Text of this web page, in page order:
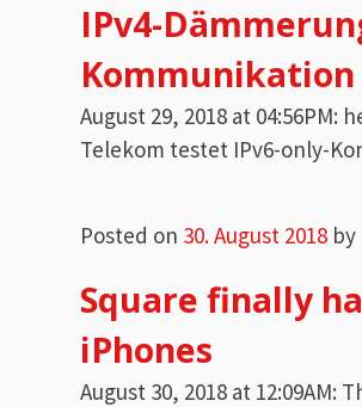
IPv4-
August 29, 2018 at
Telekom testet IPv6-only-
Posted on 30. August 2018 by
Square finally
iPhones
August 30, 2018 at 12:09AM: